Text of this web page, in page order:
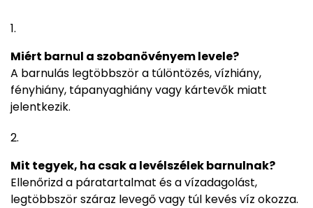
Miért barnul a szobanövényem levele?
A barnulás legtöbbször a túlöntözés, vízhiány,
fényhiány, tápanyaghiány vagy kártevők miatt
jelentkezik.
Mit tegyek, ha csak a levélszélek barnulnak?
Ellenőrizd a páratartalmat és a vízadagolást,
legtöbbször száraz levegő vagy túl kevés víz okozza.